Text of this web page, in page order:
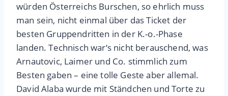
würden Österreichs Burschen, so ehrlich muss
man sein, nicht einmal über das Ticket der
besten Gruppendritten in der K.-o.-Phase
landen. Technisch war‘s nicht berauschend, was
Arnautovic, Laimer und Co. stimmlich zum
Besten gaben – eine tolle Geste aber allemal.
David Alaba wurde mit Ständchen und Torte zu